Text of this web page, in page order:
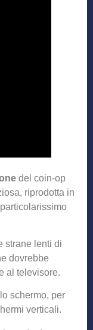
del coin-op
riprodotta in
strane lenti di
dovrebbe
al televisore.
schermo, per
verticali.